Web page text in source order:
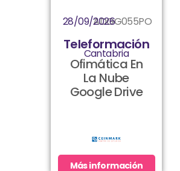
ADGG055PO
28/09/2026
Teleformación
Cantabria
Ofimática En
La Nube
Google Drive
Más información